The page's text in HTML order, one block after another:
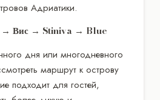
Адриатики.
→ Вис → Stiniva → Blue
дня или многодневного
маршрут к острову
подходит для гостей,